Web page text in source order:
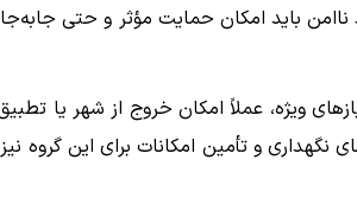
باید امکان حمایت مؤثر و حتی
ویژه، عملاً امکان خروج از شهر یا
و تأمین امکانات برای این گروه